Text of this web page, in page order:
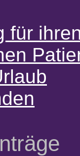
für